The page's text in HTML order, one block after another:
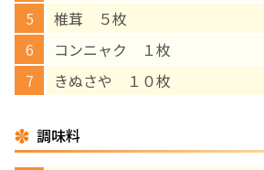
椎茸 ５枚
コンニャク １枚
きぬさや １０枚
調味料
医師プロフィール
English Page